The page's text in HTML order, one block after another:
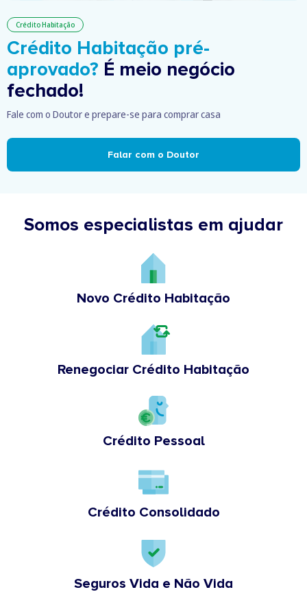
Crédito Habitação
Crédito Habitação pré-
aprovado? É meio negócio
fechado!
Fale com o Doutor e prepare-se para comprar casa
Falar com o Doutor
Somos especialistas em ajudar
Novo Crédito Habitação
Renegociar Crédito Habitação
Crédito Pessoal
Crédito Consolidado
Seguros Vida e Não Vida